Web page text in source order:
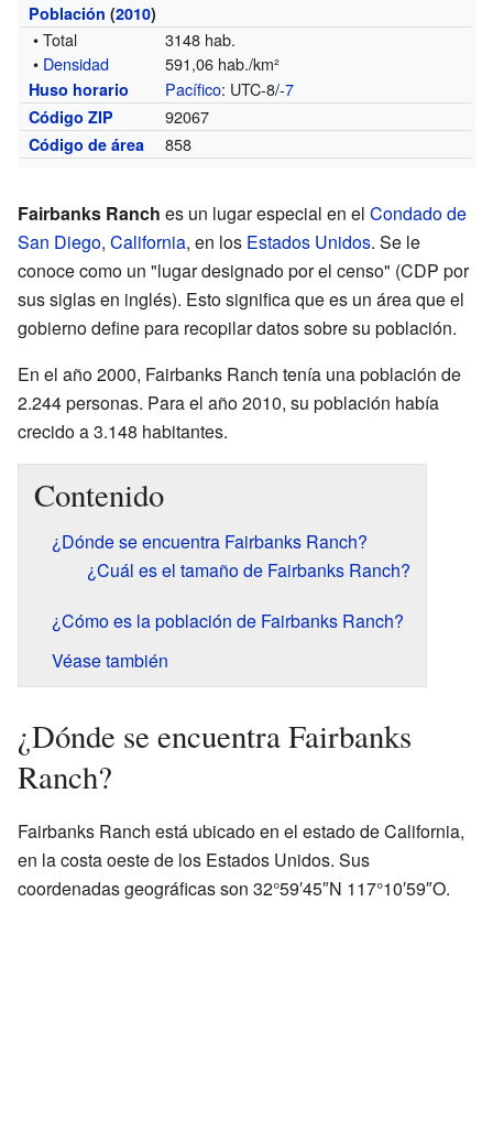
Población (2010)
• Total
3148 hab.
• Densidad 591,06 hab./km²
Huso horario Pacífico: UTC-8/-7
Código ZIP 92067
Código de área 858
Fairbanks Ranch es un lugar especial en el Condado de
San Diego, California, en los Estados Unidos. Se le
conoce como un "lugar designado por el censo" (CDP por
sus siglas en inglés). Esto significa que es un área que el
gobierno define para recopilar datos sobre su población.
En el año 2000, Fairbanks Ranch tenía una población de
2.244 personas. Para el año 2010, su población había
crecido a 3.148 habitantes.
Contenido
¿Dónde se encuentra Fairbanks Ranch?
¿Cuál es el tamaño de Fairbanks Ranch?
¿Cómo es la población de Fairbanks Ranch?
Véase también
¿Dónde se encuentra Fairbanks
Ranch?
Fairbanks Ranch está ubicado en el estado de California,
en la costa oeste de los Estados Unidos. Sus
coordenadas geográficas son 32°59′45″N 117°10′59″O.